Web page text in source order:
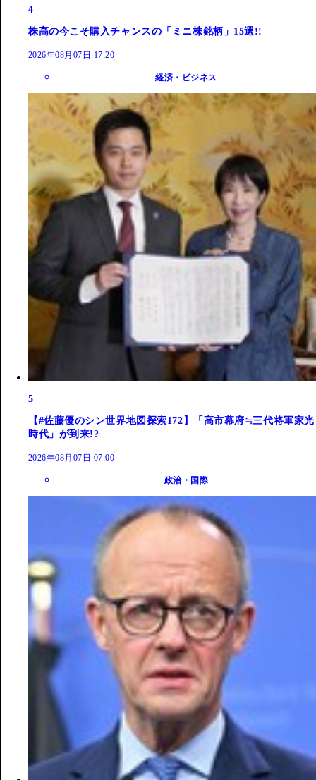
4
株高の今こそ購入チャンスの「ミニ株銘柄」15選!!
2026年08月07日 17:20
経済・ビジネス
5
【#佐藤優のシン世界地図探索172】「高市幕府≒三代将軍家光
時代」が到来!?
2026年08月07日 07:00
政治・国際